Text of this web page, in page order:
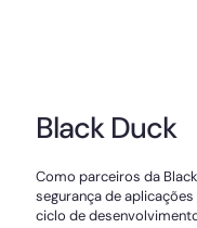
Black Duck
Como parceiros da
segurança de
ciclo de